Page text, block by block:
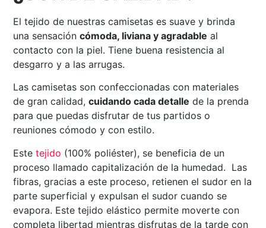
El tejido de nuestras camisetas es suave y brinda
una sensacióncómoda, liviana y agradable al
contacto con la piel. Tiene buena resistencia al
desgarro y a las arrugas.
Las camisetas son confeccionadas con materiales
de gran calidad,cuidando cada detalle de la prenda
para que puedas disfrutar de tus partidos o
reuniones cómodo y con estilo.
Estetejido (100% poliéster), se beneficia de un
proceso llamado capitalización de la humedad. Las
fibras, gracias a este proceso, retienen el sudor en la
parte superficial y expulsan el sudor cuando se
evapora. Este tejido elástico permite moverte con
completa libertad mientras disfrutas de la tarde con